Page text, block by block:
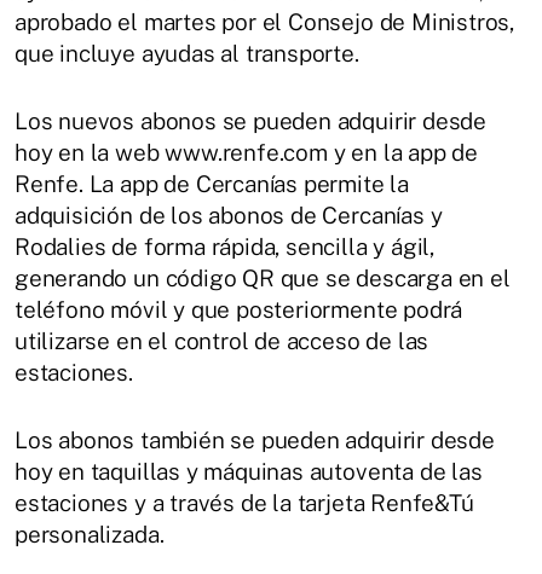
aprobado el martes por el Consejo de Ministros,
que incluye ayudas al transporte.
Los nuevos abonos se pueden adquirir desde
hoy en la web www.renfe.com y en la app de
Renfe. La app de Cercanías permite la
adquisición de los abonos de Cercanías y
Rodalies de forma rápida, sencilla y ágil,
generando un código QR que se descarga en el
teléfono móvil y que posteriormente podrá
utilizarse en el control de acceso de las
estaciones.
Los abonos también se pueden adquirir desde
hoy en taquillas y máquinas autoventa de las
estaciones y a través de la tarjeta Renfe&Tú
personalizada.